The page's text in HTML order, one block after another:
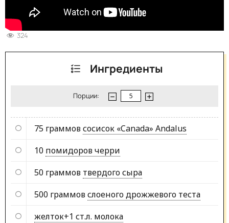
324
Ингредиенты
Порции:
75 граммовсосисок «Canada» Andalus
10 помидоров черри
50 граммов твердого сыра
500 граммовслоеного дрожжевого теста
желток+1 ст.л. молока